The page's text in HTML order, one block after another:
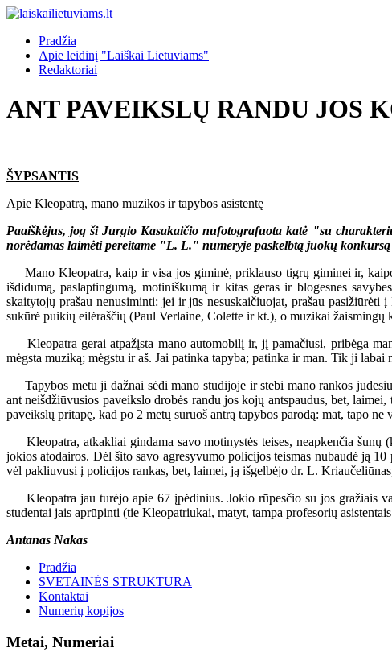
Pradžia
Apie leidinį "Laiškai Lietuviams"
Redaktoriai
ANT PAVEIKSLŲ RANDU JOS
ŠYPSANTIS
Apie Kleopatrą, mano muzikos ir tapybos asistentę
Paaiškėjus, jog ši Jurgio Kasakaičio nufotografuota katė "su
norėdamas laimėti pereitame "L. L." numeryje paskelbtą juokų
Mano Kleopatra, kaip ir visa jos giminė, priklauso tigrų giminei ir, kaipo
išdidumą, paslaptingumą, motiniškumą ir kitas geras ir blogesnes
skaitytojų prašau nenusiminti: jei ir jūs nesuskaičiuojat, prašau
sukūrė puikių eilėraščių (Paul Verlaine, Colette ir kt.), o muzikai
Kleopatra gerai atpažįsta mano automobilį ir, jį pamačiusi, pribėga
mėgsta muziką; mėgstu ir aš. Jai patinka tapyba; patinka ir man. Tik ji labai
Tapybos metu ji dažnai sėdi mano studijoje ir stebi mano rankos
ant neišdžiūvusios paveikslo drobės randu jos kojų antspaudus, bet,
paveikslų pritapę, kad po 2 metų suruoš antrą tapybos parodą: mat, tapo
Kleopatra, atkakliai gindama savo motinystės teises, neapkenčia
jokios atodairos. Dėl šito savo agresyvumo policijos teismas nubaudė ją
vėl pakliuvusi į policijos rankas, bet, laimei, ją išgelbėjo dr. L.
Kleopatra jau turėjo apie 67 įpėdinius. Jokio rūpesčio su jos gražiais
studentai jais aprūpinti (tie Kleopatriukai, matyt, tampa profesorių
Antanas Nakas
Pradžia
SVETAINĖS STRUKTŪRA
Kontaktai
Numerių kopijos
Metai, Numeriai